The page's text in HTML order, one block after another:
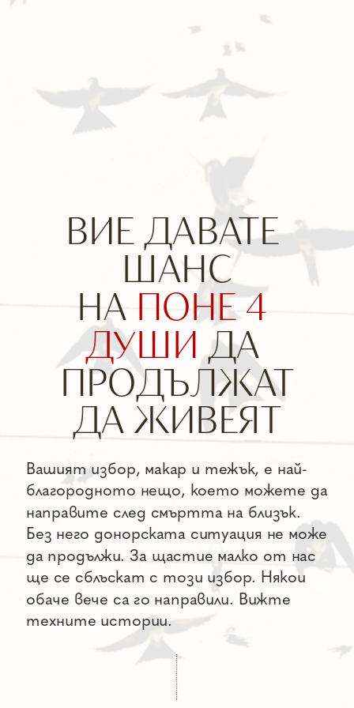
ВИЕ ДАВАТЕ
НА ПОНЕ 4
ДУШИ ДА
ДА ЖИВЕЯТ
Вашият избор, макар и тежък, е най-
благородното нещо, което можете да
направите след смъртта на близък.
Без него донорската ситуация не може
да продължи. За щастие малко от нас
ще се сблъскат с този избор. Някои
обаче вече са го направили. Вижте
техните истории.
Go back and read "Donor Situation"